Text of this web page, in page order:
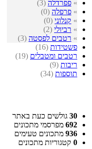
» פפרדלה (3)
» פרפלה (0)
» קנלוני (0)
» רביולי (2)
» רטבים לפסטה (3)
פשטידות (16)
רטבים ומטבלים (19)
ריבות (9)
תוספות (34)
30 גולשים כעת באתר
692 מפרסמי מתכונים
936 מתכונים טעימים
0 קטגוריות מתכונים